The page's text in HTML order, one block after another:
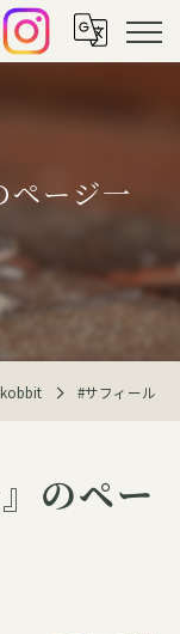
ージ一
#サフィール
のペー